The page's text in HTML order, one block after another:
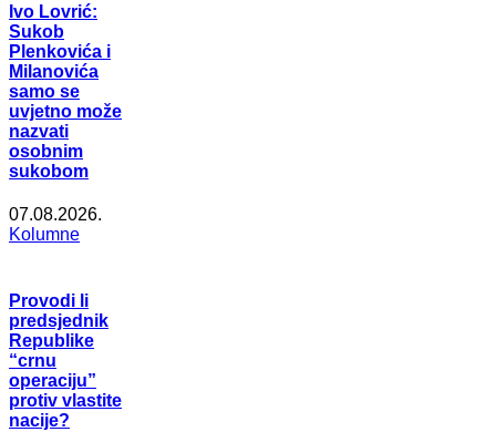
Ivo Lovrić:
Sukob
Plenkovića i
Milanovića
samo se
uvjetno može
nazvati
osobnim
sukobom
07.08.2026.
Kolumne
Provodi li
predsjednik
Republike
“crnu
operaciju”
protiv vlastite
nacije?